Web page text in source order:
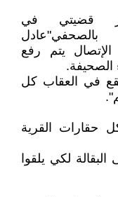
قضيتي في
يتم رفع
في العقاب كل
حقارات القرية
لكي يلقوا